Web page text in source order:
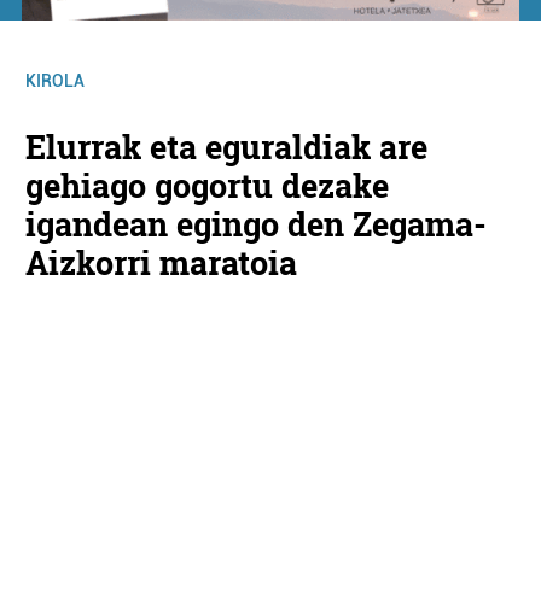
KIROLA
Elurrak eta eguraldiak are
gehiago gogortu dezake
igandean egingo den Zegama-
Aizkorri maratoia